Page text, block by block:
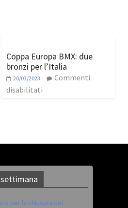
Coppa Europa BMX: due
bronzi per l’Italia
20/03/2023
Commenti
disabilitati
per la chiusura del